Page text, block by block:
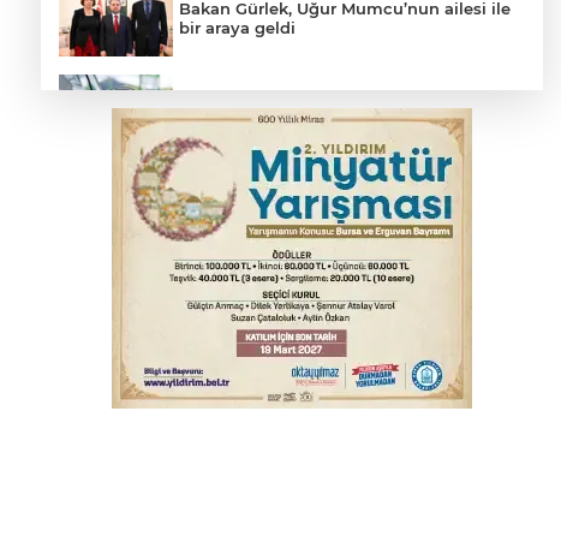
Bakan Gürlek, Uğur Mumcu’nun ailesi ile
bir araya geldi
yansıyacak mı?
YENİ Parti Genel Başkanı Özel'den
Çerçeve Yasa yorumu
Serbest piyasada döviz fiyatları
Serbest piyasada altın fiyatları...